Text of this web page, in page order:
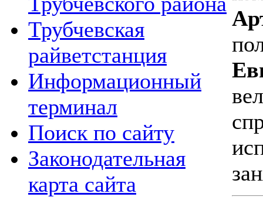
Трубчевская
райветстанция
Информационный
терминал
Поиск по сайту
Законодательная
карта сайта